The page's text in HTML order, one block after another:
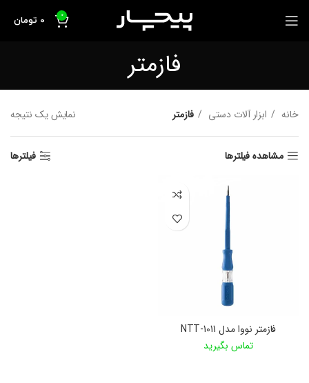
0
0 تومان
فازمتر
خانه ابزار آلات دستی فازمتر نمایش یک نتیجه
مشاهده فیلترها فیلترها
فازمتر نووا مدل NTT-1011
تماس بگیرید